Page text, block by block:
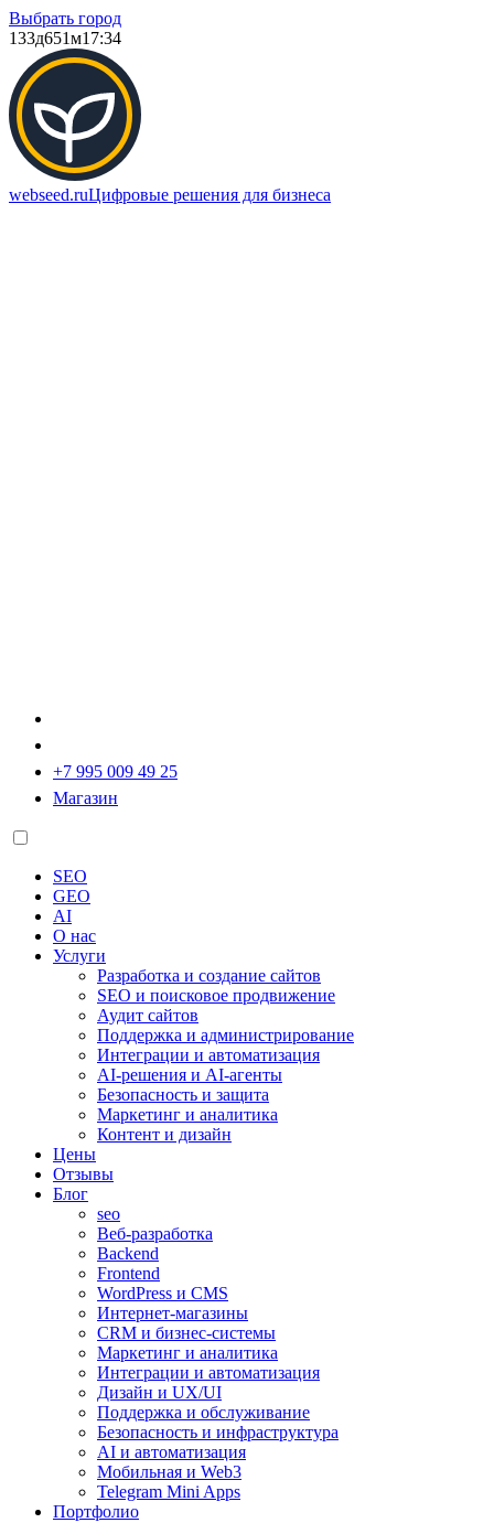
Выбрать город
133д651м17:34
webseed.ruЦифровые решения для бизнеса
+7 995 009 49 25
Магазин
SEO
GEO
AI
О нас
Услуги
Разработка и создание сайтов
SEO и поисковое продвижение
Аудит сайтов
Поддержка и администрирование
Интеграции и автоматизация
AI-решения и AI-агенты
Безопасность и защита
Маркетинг и аналитика
Контент и дизайн
Цены
Отзывы
Блог
seo
Веб-разработка
Backend
Frontend
WordPress и CMS
Интернет-магазины
CRM и бизнес-системы
Маркетинг и аналитика
Интеграции и автоматизация
Дизайн и UX/UI
Поддержка и обслуживание
Безопасность и инфраструктура
AI и автоматизация
Мобильная и Web3
Telegram Mini Apps
Портфолио